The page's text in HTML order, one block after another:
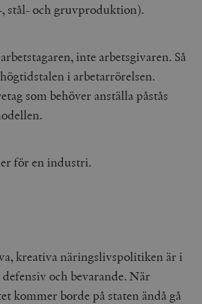
, stål- och gruvproduktion).
inte arbetsgivaren. Så
i arbetarrörelsen.
som behöver anställa påstås
för en industri.
kreativa näringslivspolitiken är i
och bevarande. När
kommer borde på staten ändå gå